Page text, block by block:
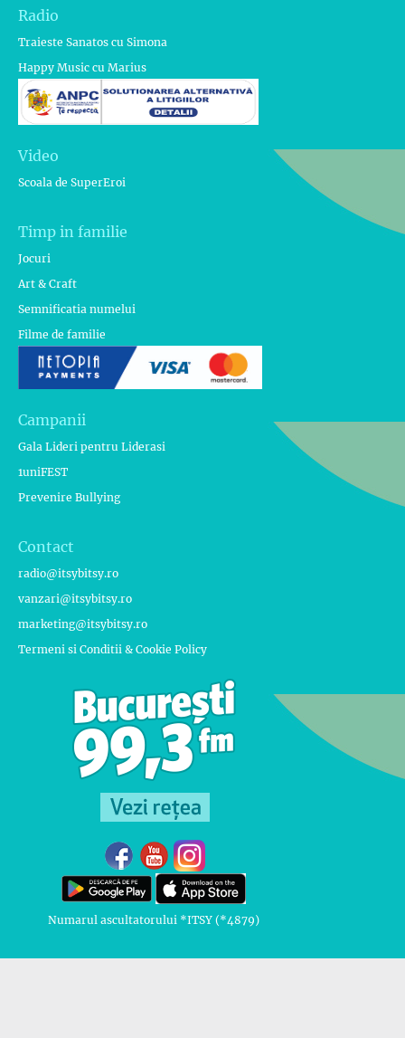
Radio
Traieste Sanatos cu Simona
Happy Music cu Marius
Video
Scoala de SuperEroi
Timp in familie
Jocuri
Art & Craft
Semnificatia numelui
Filme de familie
Campanii
Gala Lideri pentru Liderasi
1uniFEST
Prevenire Bullying
Contact
radio@itsybitsy.ro
vanzari@itsybitsy.ro
marketing@itsybitsy.ro
Termeni si Conditii & Cookie Policy
Numarul ascultatorului *ITSY (*4879)